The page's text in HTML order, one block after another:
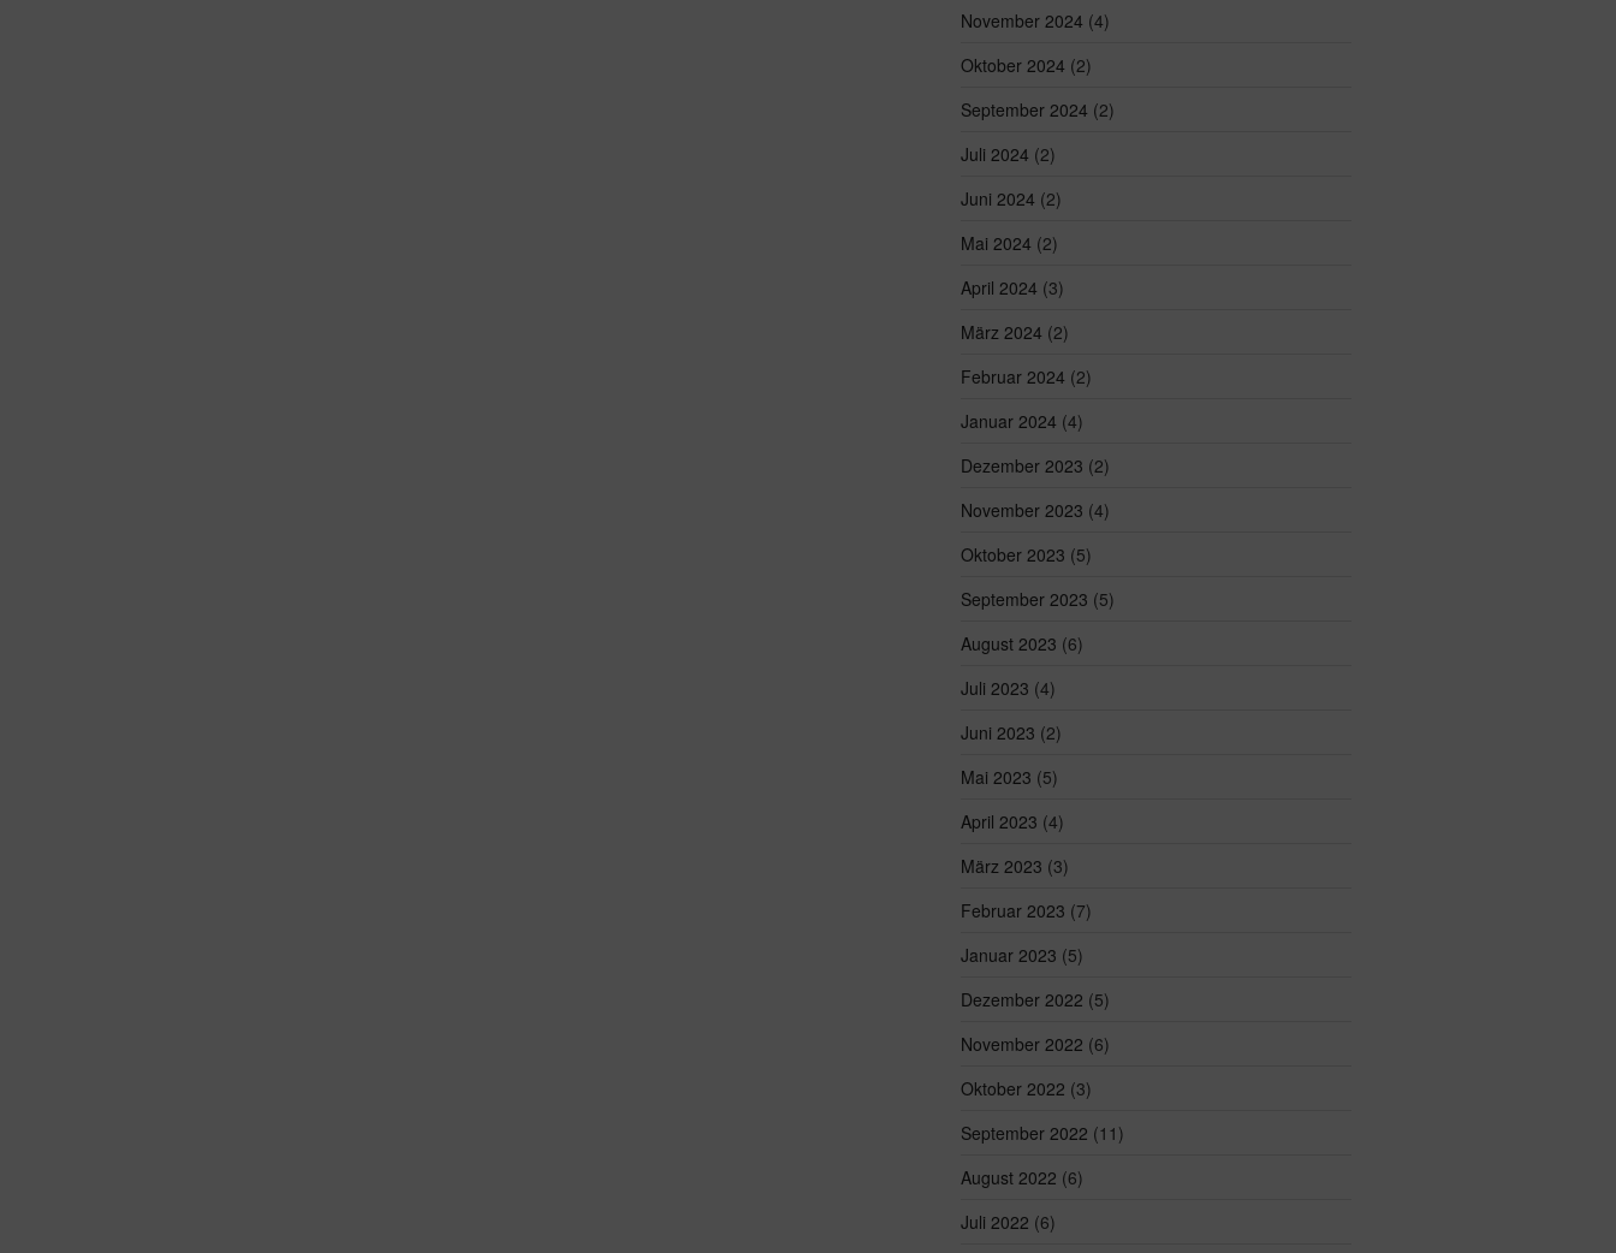
November 2024 (4)
Oktober 2024 (2)
September 2024 (2)
Juli 2024 (2)
Juni 2024 (2)
Mai 2024 (2)
April 2024 (3)
März 2024 (2)
Februar 2024 (2)
Januar 2024 (4)
Dezember 2023 (2)
November 2023 (4)
Oktober 2023 (5)
September 2023 (5)
August 2023 (6)
Juli 2023 (4)
Juni 2023 (2)
Mai 2023 (5)
April 2023 (4)
März 2023 (3)
Februar 2023 (7)
Januar 2023 (5)
Dezember 2022 (5)
November 2022 (6)
Oktober 2022 (3)
September 2022 (11)
August 2022 (6)
Juli 2022 (6)